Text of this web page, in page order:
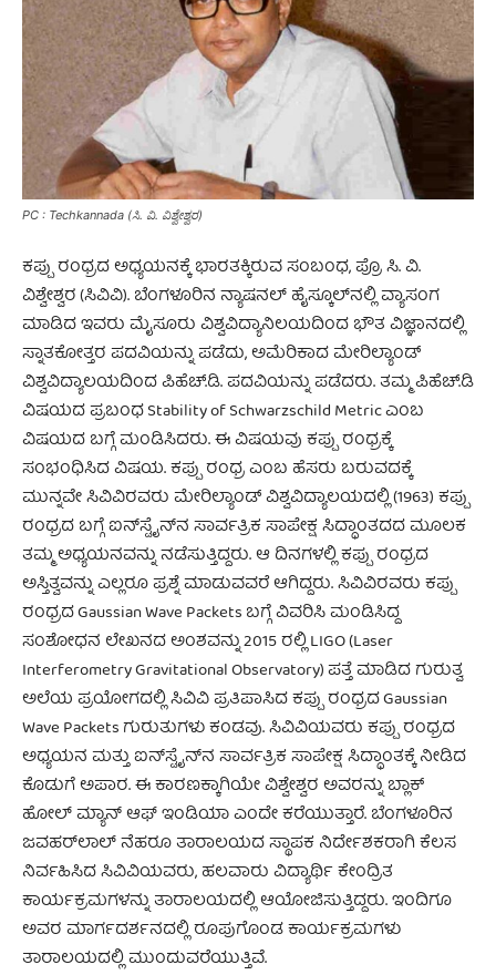
PC : Techkannada (ಸಿ. ವಿ. ವಿಶ್ವೇಶ್ವರ)
ಕಪ್ಪು ರಂಧ್ರದ ಅಧ್ಯಯನಕ್ಕೆ ಭಾರತಕ್ಕಿರುವ ಸಂಬಂಧ, ಪ್ರೊ ಸಿ. ವಿ.
ವಿಶ್ವೇಶ್ವರ (ಸಿವಿವಿ). ಬೆಂಗಳೂರಿನ ನ್ಯಾಷನಲ್ ಹೈಸ್ಕೂಲ್‍ನಲ್ಲಿ ವ್ಯಾಸಂಗ
ಮಾಡಿದ ಇವರು ಮೈಸೂರು ವಿಶ್ವವಿದ್ಯಾನಿಲಯದಿಂದ ಭೌತ ವಿಜ್ಞಾನದಲ್ಲಿ
ಸ್ನಾತಕೋತ್ತರ ಪದವಿಯನ್ನು ಪಡೆದು, ಅಮೆರಿಕಾದ ಮೇರಿಲ್ಯಾಂಡ್
ವಿಶ್ವವಿದ್ಯಾಲಯದಿಂದ ಪಿಹೆಚ್.ಡಿ. ಪದವಿಯನ್ನು ಪಡೆದರು. ತಮ್ಮ ಪಿಹೆಚ್.ಡಿ
ವಿಷಯದ ಪ್ರಬಂಧ Stability of Schwarzschild Metric ಎಂಬ
ವಿಷಯದ ಬಗ್ಗೆ ಮಂಡಿಸಿದರು. ಈ ವಿಷಯವು ಕಪ್ಪು ರಂಧ್ರಕ್ಕೆ
ಸಂಭಂಧಿಸಿದ ವಿಷಯ. ಕಪ್ಪು ರಂಧ್ರ ಎಂಬ ಹೆಸರು ಬರುವದಕ್ಕೆ
ಮುನ್ನವೇ ಸಿವಿವಿರವರು ಮೇರಿಲ್ಯಾಂಡ್ ವಿಶ್ವವಿದ್ಯಾಲಯದಲ್ಲಿ (1963) ಕಪ್ಪು
ರಂಧ್ರದ ಬಗ್ಗೆ ಐನ್‍ಸ್ಟೈನ್‍ನ ಸಾರ್ವತ್ರಿಕ ಸಾಪೇಕ್ಷ ಸಿದ್ಧಾಂತದದ ಮೂಲಕ
ತಮ್ಮ ಅಧ್ಯಯನವನ್ನು ನಡೆಸುತ್ತಿದ್ದರು. ಆ ದಿನಗಳಲ್ಲಿ ಕಪ್ಪು ರಂಧ್ರದ
ಅಸ್ತಿತ್ವವನ್ನು ಎಲ್ಲರೂ ಪ್ರಶ್ನೆ ಮಾಡುವವರೆ ಆಗಿದ್ದರು. ಸಿವಿವಿರವರು ಕಪ್ಪು
ರಂಧ್ರದ Gaussian Wave Packets ಬಗ್ಗೆ ವಿವರಿಸಿ ಮಂಡಿಸಿದ್ದ
ಸಂಶೋಧನ ಲೇಖನದ ಅಂಶವನ್ನು 2015 ರಲ್ಲಿ LIGO (Laser
Interferometry Gravitational Observatory) ಪತ್ತೆ ಮಾಡಿದ ಗುರುತ್ವ
ಅಲೆಯ ಪ್ರಯೋಗದಲ್ಲಿ ಸಿವಿವಿ ಪ್ರತಿಪಾಸಿದ ಕಪ್ಪು ರಂಧ್ರದ Gaussian
Wave Packets ಗುರುತುಗಳು ಕಂಡವು. ಸಿವಿವಿಯವರು ಕಪ್ಪು ರಂಧ್ರದ
ಅಧ್ಯಯನ ಮತ್ತು ಐನ್‍ಸ್ಟೈನ್‍ನ ಸಾರ್ವತ್ರಿಕ ಸಾಪೇಕ್ಷ ಸಿದ್ಧಾಂತಕ್ಕೆ ನೀಡಿದ
ಕೊಡುಗೆ ಅಪಾರ. ಈ ಕಾರಣಕ್ಕಾಗಿಯೇ ವಿಶ್ವೇಶ್ವರ ಅವರನ್ನು ಬ್ಲಾಕ್
ಹೋಲ್ ಮ್ಯಾನ್ ಆಫ್ ಇಂಡಿಯಾ ಎಂದೇ ಕರೆಯುತ್ತಾರೆ. ಬೆಂಗಳೂರಿನ
ಜವಹರ್‌ಲಾಲ್ ನೆಹರೂ ತಾರಾಲಯದ ಸ್ಥಾಪಕ ನಿರ್ದೇಶಕರಾಗಿ ಕೆಲಸ
ನಿರ್ವಹಿಸಿದ ಸಿವಿವಿಯವರು, ಹಲವಾರು ವಿದ್ಯಾರ್ಥಿ ಕೇಂದ್ರಿತ
ಕಾರ್ಯಕ್ರಮಗಳನ್ನು ತಾರಾಲಯದಲ್ಲಿ ಆಯೋಜಿಸುತ್ತಿದ್ದರು. ಇಂದಿಗೂ
ಅವರ ಮಾರ್ಗದರ್ಶನದಲ್ಲಿ ರೂಪುಗೊಂಡ ಕಾರ್ಯಕ್ರಮಗಳು
ತಾರಾಲಯದಲ್ಲಿ ಮುಂದುವರೆಯುತ್ತಿವೆ.